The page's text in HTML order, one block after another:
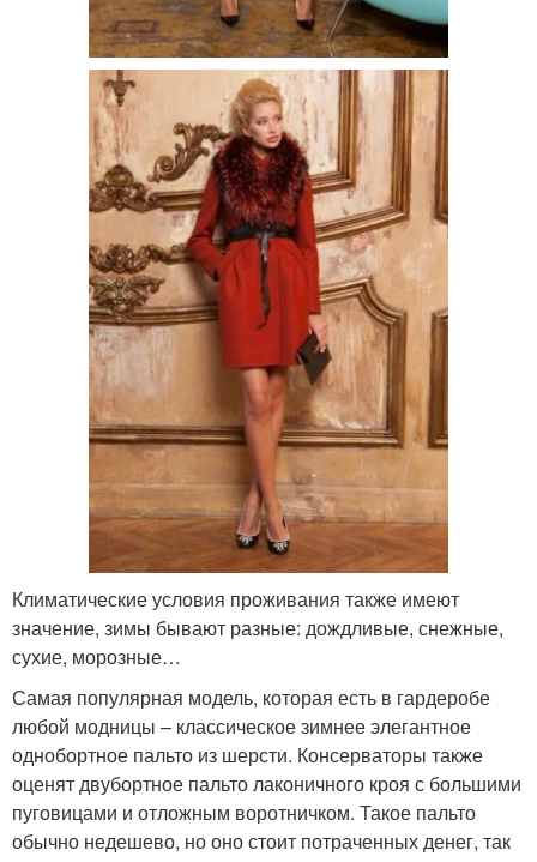
Климатические условия проживания также имеют
значение, зимы бывают разные: дождливые, снежные,
сухие, морозные…
Самая популярная модель, которая есть в гардеробе
любой модницы – классическое зимнее элегантное
однобортное пальто из шерсти. Консерваторы также
оценят двубортное пальто лаконичного кроя с большими
пуговицами и отложным воротничком. Такое пальто
обычно недешево, но оно стоит потраченных денег, так